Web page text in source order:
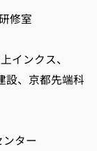
修室
ンクス、
京都先端科
ター